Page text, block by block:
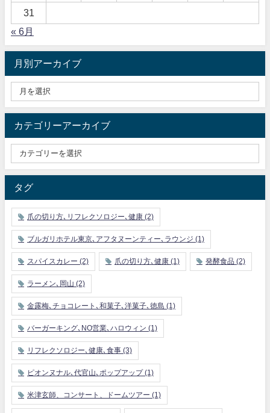
31
« 6月
月別アーカイブ
カテゴリーアーカイブ
タグ
爪の切り方､リフレクソロジー､健康 (2)
ブルガリホテル東京､アフタヌーンティー､ラウンジ (1)
スパイスカレー (2) 爪の切り方､健康 (1) 発酵食品 (2)
ラーメン､岡山 (2)
金露梅､チョコレート､和菓子､洋菓子､徳島 (1)
バーガーキング､NO営業､ハロウィン (1)
リフレクソロジー､健康､食事 (3)
ピオンヌナル､代官山､ポップアップ(1)
米津玄師、コンサート、ドームツアー (1)